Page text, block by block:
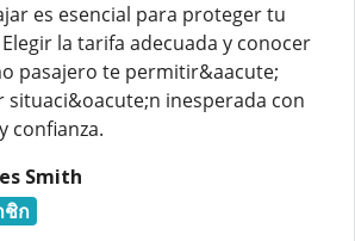
es esencial para proteger tu
la tarifa adecuada y conocer
pasajero te permitir&aacute;
situaci&oacute;n inesperada con
confianza.
Smith
ชิก